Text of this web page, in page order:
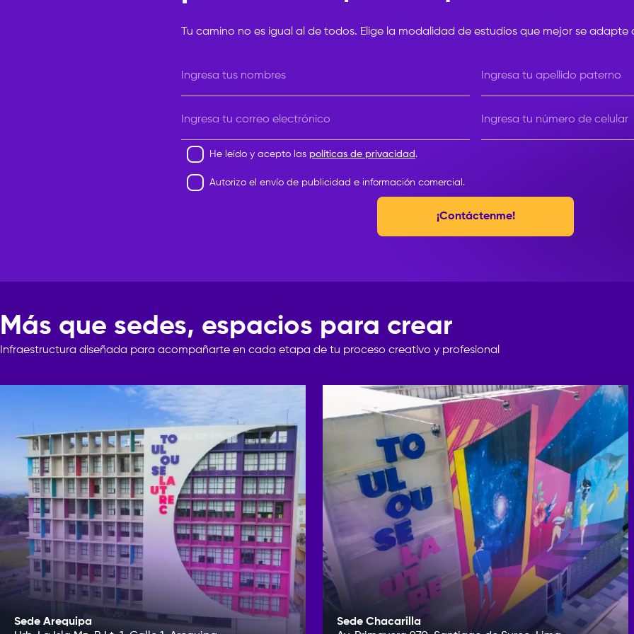
Tu camino no es igual al de todos. Elige la modalidad de estudios que mejor se adapte
Ingresa tus nombres Ingresa tu apellido paterno
Ingresa tu correo electrónico Ingresa tu número de celular
He leído y acepto las políticas de privacidad .
Autorizo el envío de publicidad e información comercial.
¡Contáctenme!
Más que sedes, espacios para crear
Infraestructura diseñada para acompañarte en cada etapa de tu proceso creativo y profesional
Sede Arequipa
Sede Chacarilla